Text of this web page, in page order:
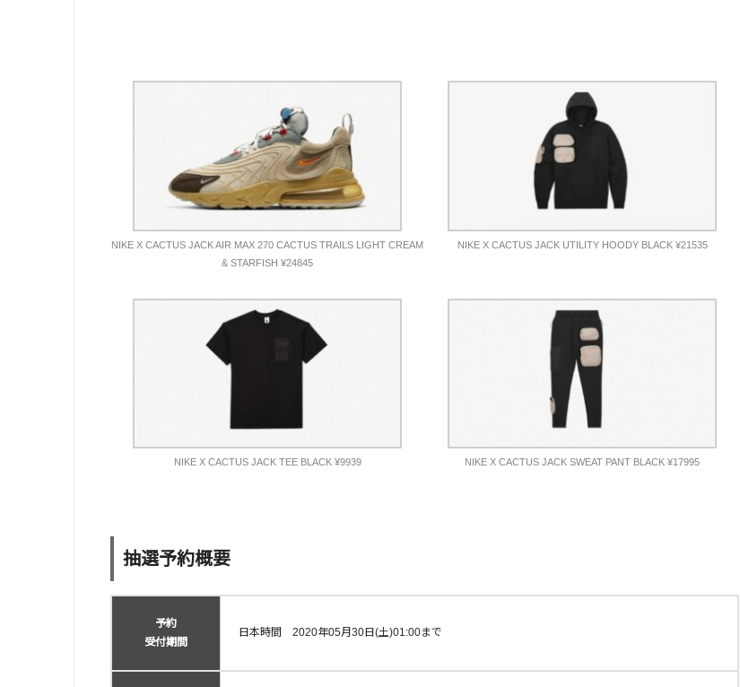
NIKE X CACTUS JACK AIR MAX 270 CACTUS TRAILS LIGHT CREAM
& STARFISH ¥24845
NIKE X CACTUS JACK UTILITY HOODY BLACK ¥21535
NIKE X CACTUS JACK TEE BLACK ¥9939 NIKE X CACTUS JACK SWEAT PANT BLACK ¥17995
抽選予約概要
予約
受付期間
日本時間 2020年05月30日(土)01:00まで